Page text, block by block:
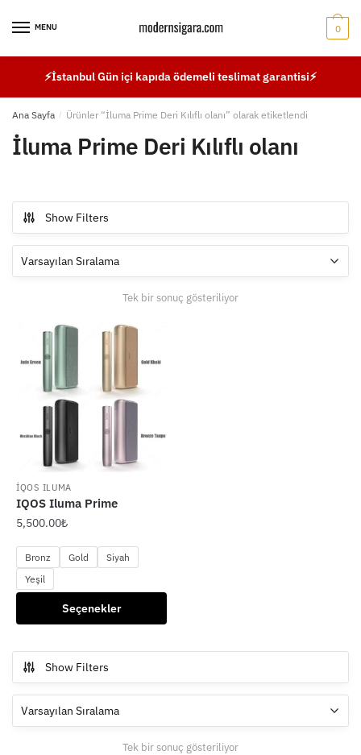
MENU 0
⚡İstanbul Gün içi kapıda ödemeli teslimat garantisi⚡
Ana Sayfa / Ürünler “İluma Prime Deri Kılıflı olanı” olarak etiketlendi
İluma Prime Deri Kılıflı olanı
Show Filters
Tek bir sonuç gösteriliyor
İQOS ILUMA
IQOS Iluma Prime
5,500.00₺
Bronz Gold
Siyah
Yeşil
Seçenekler
ürünün
fazla
varyasyonu
var.
Seçenekler
Show Filters
Tek bir sonuç gösteriliyor